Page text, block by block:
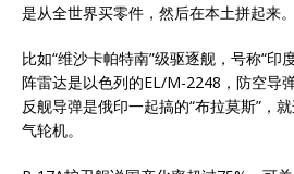
是从全世界买零件，然后在本土拼起来。
比如“维沙卡帕特南”级驱逐舰，号称“印
阵雷达是以色列的EL/M-2248，防空导
反舰导弹是俄印一起搞的“布拉莫斯”，
气轮机。